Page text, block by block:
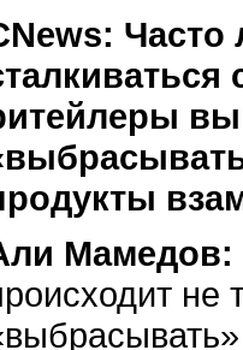
Часто
Мамедов:
не